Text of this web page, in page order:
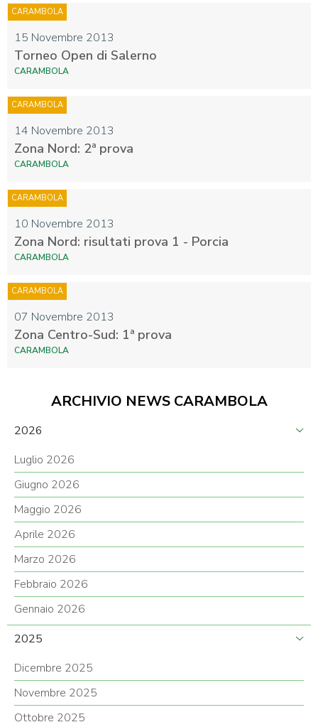
15 Novembre 2013
CARAMBOLA
Torneo Open di Salerno
CARAMBOLA
14 Novembre 2013
CARAMBOLA
Zona Nord: 2ª prova
CARAMBOLA
10 Novembre 2013
CARAMBOLA
Zona Nord: risultati prova 1 - Porcia
CARAMBOLA
07 Novembre 2013
CARAMBOLA
Zona Centro-Sud: 1ª prova
CARAMBOLA
ARCHIVIO NEWS CARAMBOLA
2026
Luglio 2026
Giugno 2026
Maggio 2026
Aprile 2026
Marzo 2026
Febbraio 2026
Gennaio 2026
2025
Dicembre 2025
Novembre 2025
Ottobre 2025